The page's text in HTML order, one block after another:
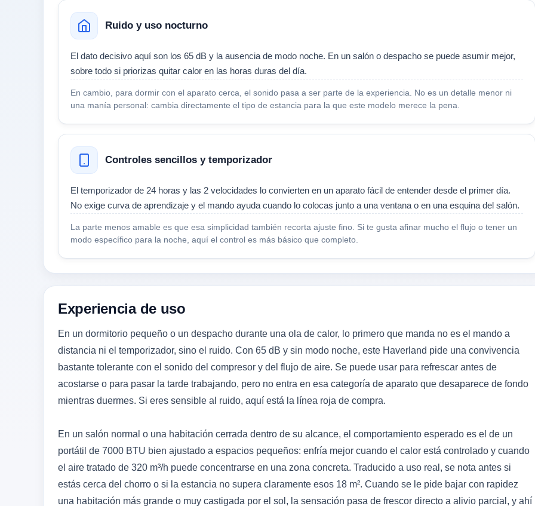
Ruido y uso nocturno
El dato decisivo aquí son los 65 dB y la ausencia de modo noche. En un salón o despacho se puede asumir mejor,
sobre todo si priorizas quitar calor en las horas duras del día.
En cambio, para dormir con el aparato cerca, el sonido pasa a ser parte de la experiencia. No es un detalle menor ni
una manía personal: cambia directamente el tipo de estancia para la que este modelo merece la pena.
Controles sencillos y temporizador
El temporizador de 24 horas y las 2 velocidades lo convierten en un aparato fácil de entender desde el primer día.
No exige curva de aprendizaje y el mando ayuda cuando lo colocas junto a una ventana o en una esquina del salón.
La parte menos amable es que esa simplicidad también recorta ajuste fino. Si te gusta afinar mucho el flujo o tener un
modo específico para la noche, aquí el control es más básico que completo.
Experiencia de uso
En un dormitorio pequeño o un despacho durante una ola de calor, lo primero que manda no es el mando a
distancia ni el temporizador, sino el ruido. Con 65 dB y sin modo noche, este Haverland pide una convivencia
bastante tolerante con el sonido del compresor y del flujo de aire. Se puede usar para refrescar antes de
acostarse o para pasar la tarde trabajando, pero no entra en esa categoría de aparato que desaparece de fondo
mientras duermes. Si eres sensible al ruido, aquí está la línea roja de compra.
En un salón normal o una habitación cerrada dentro de su alcance, el comportamiento esperado es el de un
portátil de 7000 BTU bien ajustado a espacios pequeños: enfría mejor cuando el calor está controlado y cuando
el aire tratado de 320 m³/h puede concentrarse en una zona concreta. Traducido a uso real, se nota antes si
estás cerca del chorro o si la estancia no supera claramente esos 18 m². Cuando se le pide bajar con rapidez
una habitación más grande o muy castigada por el sol, la sensación pasa de frescor directo a alivio parcial, y ahí